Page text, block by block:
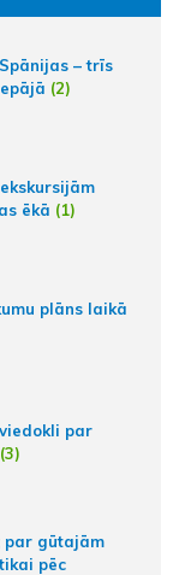
– trīs
(2)
ēkā (1)
plāns laikā
par
(3)
par gūtajām
pēc